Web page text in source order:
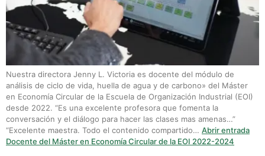
Nuestra directora Jenny L. Victoria es docente del módulo de
análisis de ciclo de vida, huella de agua y de carbono» del Máster
en Economía Circular de la Escuela de Organización Industrial (EOI)
desde 2022. “Es una excelente profesora que fomenta la
conversación y el diálogo para hacer las clases mas amenas…”
“Excelente maestra. Todo el contenido compartido… Abrir entrada
Docente del Máster en Economía Circular de la EOI 2022-2024